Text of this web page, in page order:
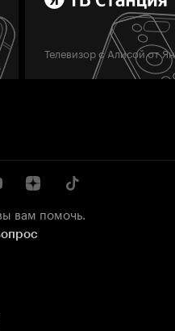
Телевизор с Алисой от
вам помочь.